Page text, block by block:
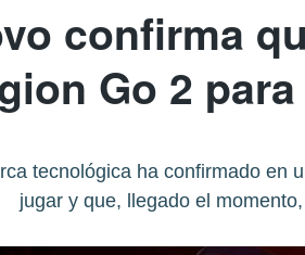
confirma
Go 2
tecnológica ha confirmado en
jugar y que, llegado el